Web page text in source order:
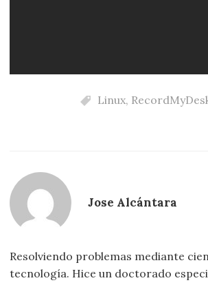
Linux,
Jose Alcántara
Resolviendo problemas mediante
tecnología. Hice un doctorado